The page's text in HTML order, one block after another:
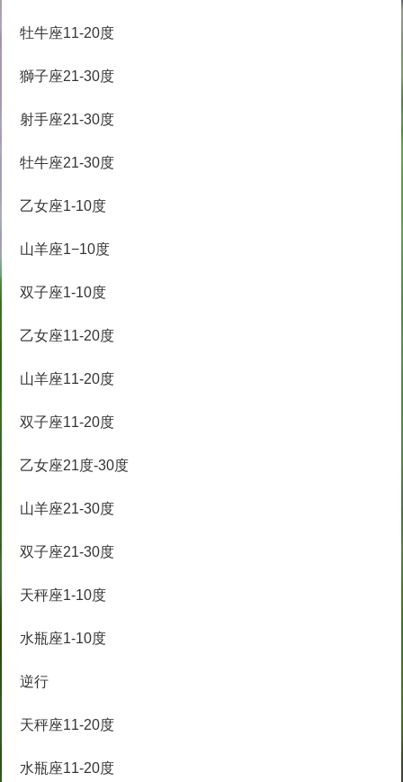
牡牛座11-20度
獅子座21-30度
射手座21-30度
牡牛座21-30度
乙女座1-10度
山羊座1−10度
双子座1-10度
乙女座11-20度
山羊座11-20度
双子座11-20度
乙女座21度-30度
山羊座21-30度
双子座21-30度
天秤座1-10度
水瓶座1-10度
逆行
天秤座11-20度
水瓶座11-20度